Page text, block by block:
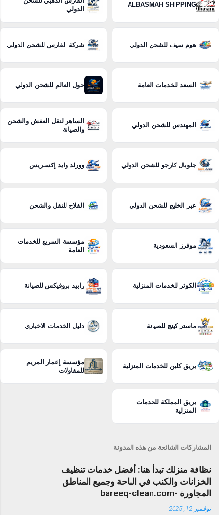
ALBASMAH SHIPPING
الدولي
هوم سيف للشحن الدولي شركة الفارس للشحن الدولي
السعد للخدمات العامة حول العالم للشحن الدولي
المهندس للشحن الدولي
الساهر لنقل العفش والشحن
والصيانة
جلوبال كارجو للشحن الدولي وورلد وايد إكسبريس
عبر الخليج للشحن الدولي الفلاح للنقل والشحن
موفرز السعودية
مؤسسة السريع للخدمات
العامة
الكوثر للخدمات المنزلية رابيد بروفيكس للصيانة
ماستر كينج للصيانة دليل الخدمات الاخباري
بريق كلين للخدمات المنزلية
مؤسسة إعمار المريم
للمقاولات
بريق المملكة للخدمات
المنزلية
المشاركات الشائعة من هذه المدونة
نظافة منزلك تبدأ هنا: أفضل خدمات تنظيف
الخزانات والكنب في الباحة وجميع المناطق
المجاورة -bareeq-clean.com
نوفمبر 12, 2025